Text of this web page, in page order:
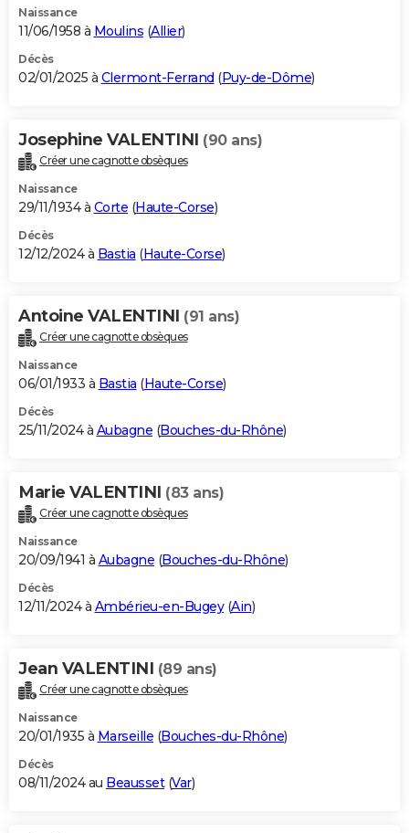
Naissance
11/06/1958 à Moulins (Allier)
Décès
02/01/2025 à Clermont-Ferrand (Puy-de-Dôme)
Josephine VALENTINI (90 ans)
Créer une cagnotte obsèques
Naissance
29/11/1934 à Corte (Haute-Corse)
Décès
12/12/2024 à Bastia (Haute-Corse)
Antoine VALENTINI (91 ans)
Créer une cagnotte obsèques
Naissance
06/01/1933 à Bastia (Haute-Corse)
Décès
25/11/2024 à Aubagne (Bouches-du-Rhône)
Marie VALENTINI (83 ans)
Créer une cagnotte obsèques
Naissance
20/09/1941 à Aubagne (Bouches-du-Rhône)
Décès
12/11/2024 à Ambérieu-en-Bugey(Ain)
Jean VALENTINI (89 ans)
Créer une cagnotte obsèques
Naissance
20/01/1935 à Marseille (Bouches-du-Rhône)
Décès
08/11/2024 au Beausset(Var)